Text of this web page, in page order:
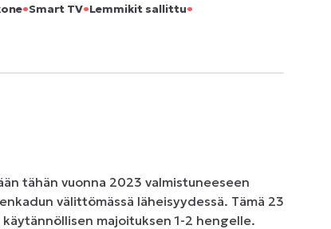
•Smart TV•Lemmikit sallittu•
tähän vuonna 2023 valmistuneeseen
välittömässä läheisyydessä. Tämä 23
majoituksen 1-2 hengelle.